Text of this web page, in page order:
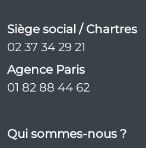
Siège social / Chartres
02 37 34 29 21
Agence Paris
01 82 88 44 62
Qui sommes-nous ?